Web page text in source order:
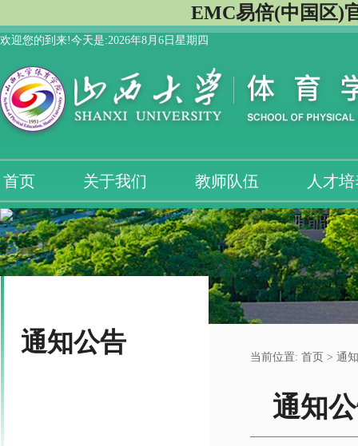
EMC易倍(中国区)
欢迎您的到来!今天是:2026年8月6日星期四
首页 关于我们 教师队伍 人才
通知公告
当前位置: 首页 > 通
通知